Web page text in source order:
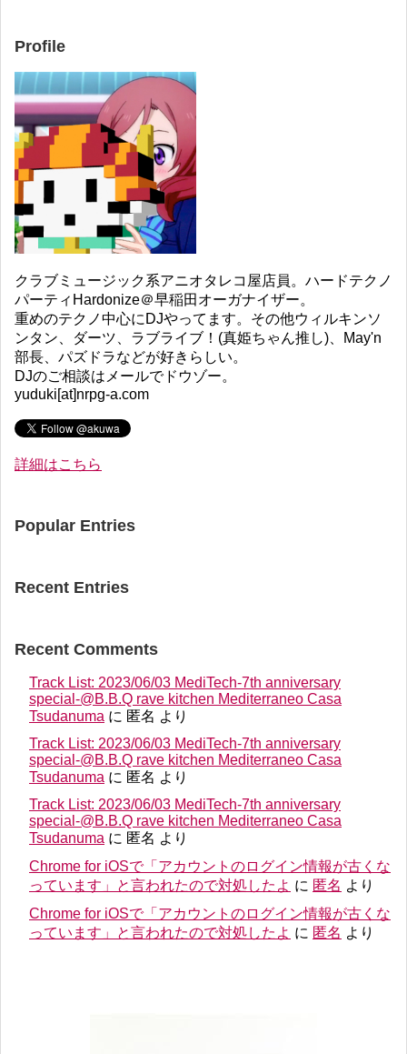
Profile
クラブミュージック系アニオタレコ屋店員。ハードテクノ
パーティHardonize＠早稲田オーガナイザー。
重めのテクノ中心にDJやってます。その他ウィルキンソ
ンタン、ダーツ、ラブライブ！(真姫ちゃん推し)、May'n
部長、パズドラなどが好きらしい。
DJのご相談はメールでドウゾー。
yuduki[at]nrpg-a.com
詳細はこちら
Popular Entries
Recent Entries
Recent Comments
Track List: 2023/06/03 MediTech-7th anniversary
special-@B.B.Q rave kitchen Mediterraneo Casa
Tsudanuma に 匿名 より
Track List: 2023/06/03 MediTech-7th anniversary
special-@B.B.Q rave kitchen Mediterraneo Casa
Tsudanuma に 匿名 より
Track List: 2023/06/03 MediTech-7th anniversary
special-@B.B.Q rave kitchen Mediterraneo Casa
Tsudanuma に 匿名 より
Chrome for iOSで「アカウントのログイン情報が古くな
っています」と言われたので対処したよ に 匿名 より
Chrome for iOSで「アカウントのログイン情報が古くな
っています」と言われたので対処したよ に 匿名 より